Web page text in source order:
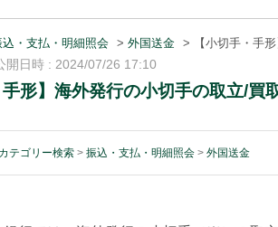
込・支払・明細照会 > 外国送金 > 【小切手・手
開日時 : 2024/07/26 17:10
手形】海外発行の小切手の取立/買
カテゴリー検索 > 振込・支払・明細照会 > 外国送金